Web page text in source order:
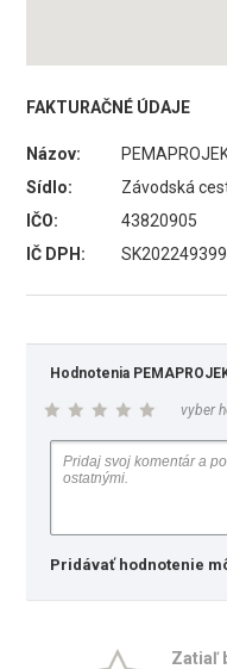
FAKTURAČNÉ ÚDAJE
Názov:
Sídlo:
Závodská
IČO:
43820905
IČ DPH:
Hodnotenia
vyber
Pridávať hodnotenie
Zatiaľ